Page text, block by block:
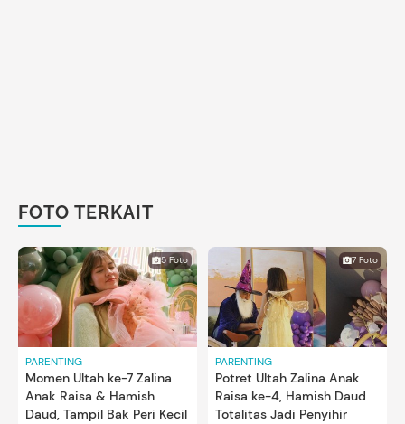
FOTO TERKAIT
5 Foto
PARENTING
Momen Ultah ke-7 Zalina
Anak Raisa & Hamish
Daud, Tampil Bak Peri Kecil
7 Foto
PARENTING
Potret Ultah Zalina Anak
Raisa ke-4, Hamish Daud
Totalitas Jadi Penyihir